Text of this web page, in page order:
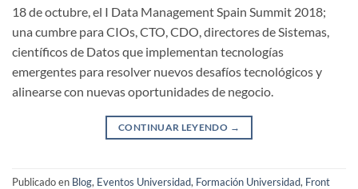
18 de octubre, el I Data Management Spain Summit 2018;
una cumbre para CIOs, CTO, CDO, directores de Sistemas,
científicos de Datos que implementan tecnologías
emergentes para resolver nuevos desafíos tecnológicos y
alinearse con nuevas oportunidades de negocio.
CONTINUAR LEYENDO →
Publicado en Blog, Eventos Universidad, Formación Universidad, Front